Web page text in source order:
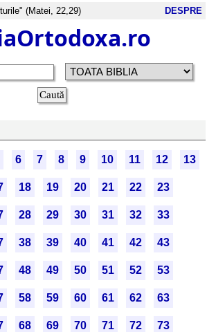
(Matei, 22,29) DESPRE
6 7 8 9 10 11 12 13
18 19 20 21 22 23
28 29 30 31 32 33
38 39 40 41 42 43
48 49 50 51 52 53
58 59 60 61 62 63
68 69 70 71 72 73